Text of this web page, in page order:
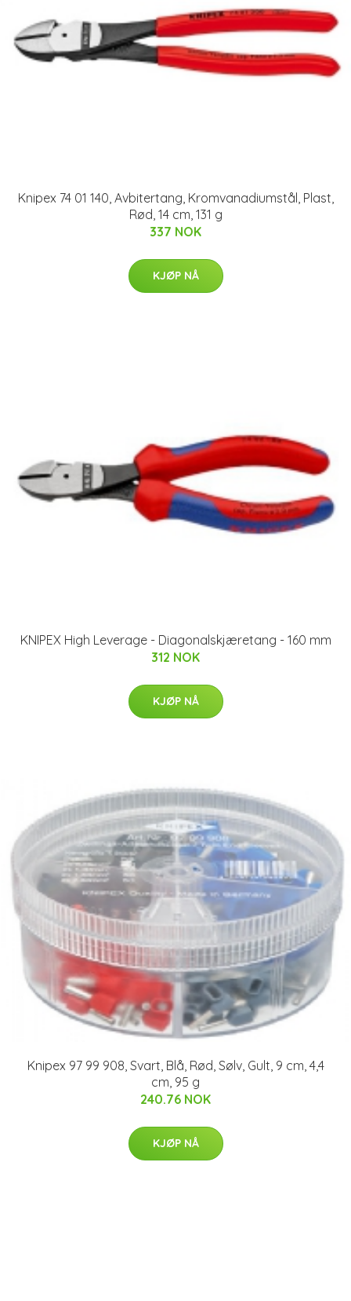
Knipex 74 01 140, Avbitertang, Kromvanadiumstål, Plast,
Rød, 14 cm, 131 g
337 NOK
KJØP NÅ
KNIPEX High Leverage - Diagonalskjæretang - 160 mm
312 NOK
KJØP NÅ
Knipex 97 99 908, Svart, Blå, Rød, Sølv, Gult, 9 cm, 4,4
cm, 95 g
240.76 NOK
KJØP NÅ